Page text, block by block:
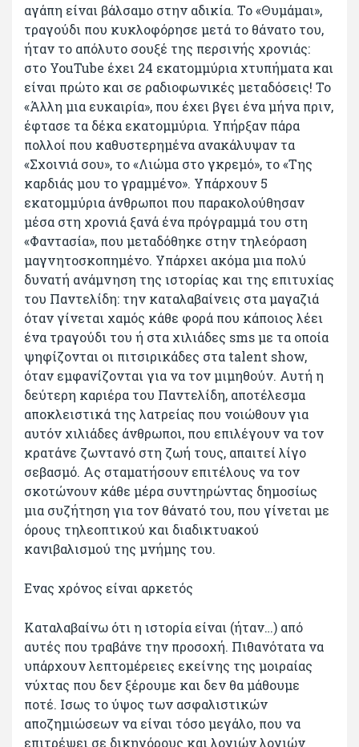
αγάπη είναι βάλσαμο στην αδικία. Το «Θυμάμαι»,
τραγούδι που κυκλοφόρησε μετά το θάνατο του,
ήταν το απόλυτο σουξέ της περσινής χρονιάς:
στο YouTube έχει 24 εκατομμύρια χτυπήματα και
είναι πρώτο και σε ραδιοφωνικές μεταδόσεις! Το
«Άλλη μια ευκαιρία», που έχει βγει ένα μήνα πριν,
έφτασε τα δέκα εκατομμύρια. Υπήρξαν πάρα
πολλοί που καθυστερημένα ανακάλυψαν τα
«Σχοινιά σου», το «Λιώμα στο γκρεμό», το «Της
καρδιάς μου το γραμμένο». Υπάρχουν 5
εκατομμύρια άνθρωποι που παρακολούθησαν
μέσα στη χρονιά ξανά ένα πρόγραμμά του στη
«Φαντασία», που μεταδόθηκε στην τηλεόραση
μαγνητοσκοπημένο. Υπάρχει ακόμα μια πολύ
δυνατή ανάμνηση της ιστορίας και της επιτυχίας
του Παντελίδη: την καταλαβαίνεις στα μαγαζιά
όταν γίνεται χαμός κάθε φορά που κάποιος λέει
ένα τραγούδι του ή στα χιλιάδες sms με τα οποία
ψηφίζονται οι πιτσιρικάδες στα talent show,
όταν εμφανίζονται για να τον μιμηθούν. Αυτή η
δεύτερη καριέρα του Παντελίδη, αποτέλεσμα
αποκλειστικά της λατρείας που νοιώθουν για
αυτόν χιλιάδες άνθρωποι, που επιλέγουν να τον
κρατάνε ζωντανό στη ζωή τους, απαιτεί λίγο
σεβασμό. Ας σταματήσουν επιτέλους να τον
σκοτώνουν κάθε μέρα συντηρώντας δημοσίως
μια συζήτηση για τον θάνατό του, που γίνεται με
όρους τηλεοπτικού και διαδικτυακού
κανιβαλισμού της μνήμης του.
Ενας χρόνος είναι αρκετός
Καταλαβαίνω ότι η ιστορία είναι (ήταν…) από
αυτές που τραβάνε την προσοχή. Πιθανότατα να
υπάρχουν λεπτομέρειες εκείνης της μοιραίας
νύχτας που δεν ξέρουμε και δεν θα μάθουμε
ποτέ. Ισως το ύψος των ασφαλιστικών
αποζημιώσεων να είναι τόσο μεγάλο, που να
επιτρέψει σε δικηγόρους και λογιών λογιών